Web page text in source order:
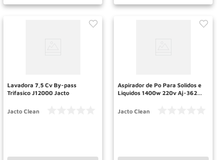
Lavadora 7,5 Cv By-pass
Trifasico J12000 Jacto
Jacto Clean
Aspirador de Po Para Solidos e
Liquidos 1400w 220v Aj-3627
Jacto Clean